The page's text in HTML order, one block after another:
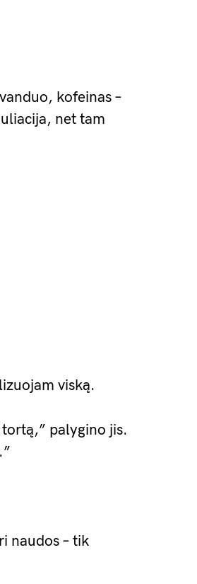
kofeinas –
net tam
viską.
palygino jis.
naudos – tik